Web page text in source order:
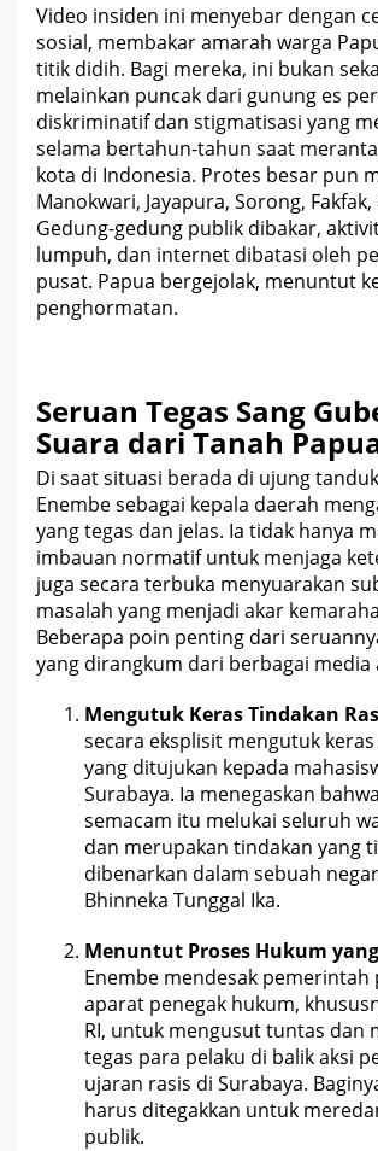
Video insiden ini menyebar dengan
sosial, membakar amarah warga
titik didih. Bagi mereka, ini bukan
melainkan puncak dari gunung es
diskriminatif dan stigmatisasi yang
selama bertahun-tahun saat
kota di Indonesia. Protes besar pun
Manokwari, Jayapura, Sorong,
Gedung-gedung publik dibakar,
lumpuh, dan internet dibatasi oleh
pusat. Papua bergejolak, menuntut
penghormatan.
Seruan Tegas Sang
Suara dari Tanah
Di saat situasi berada di ujung
Enembesebagai kepala daerah
yang tegas dan jelas. Ia tidak hanya
imbauan normatif untuk menjaga
juga secara terbuka menyuarakan
masalah yang menjadi akar
Beberapa poin penting dari
yang dirangkum dari berbagai media
Mengutuk Keras Tindakan
secara eksplisit mengutuk
yang ditujukan kepada
Surabaya. Ia menegaskan
semacam itu melukai seluruh
dan merupakan tindakan yang
dibenarkan dalam sebuah
Bhinneka Tunggal Ika.
Menuntut Proses Hukum
Enembe mendesak pemerintah
aparat penegak hukum,
RI, untuk mengusut tuntas dan
tegas para pelaku di balikaksi
ujaran rasis di Surabaya.
harus ditegakkan untuk
publik.